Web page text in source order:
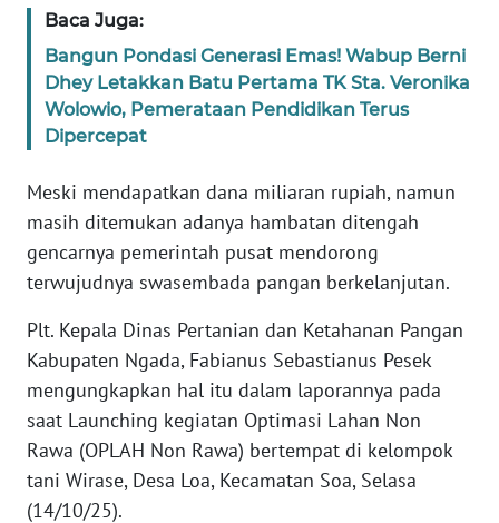
Baca Juga:
Bangun Pondasi Generasi Emas! Wabup Berni
Dhey Letakkan Batu Pertama TK Sta. Veronika
Wolowio, Pemerataan Pendidikan Terus
Dipercepat
Meski mendapatkan dana miliaran rupiah, namun
masih ditemukan adanya hambatan ditengah
gencarnya pemerintah pusat mendorong
terwujudnya swasembada pangan berkelanjutan.
Plt. Kepala Dinas Pertanian dan Ketahanan Pangan
Kabupaten Ngada, Fabianus Sebastianus Pesek
mengungkapkan hal itu dalam laporannya pada
saat Launching kegiatan Optimasi Lahan Non
Rawa (OPLAH Non Rawa) bertempat di kelompok
tani Wirase, Desa Loa, Kecamatan Soa, Selasa
(14/10/25).
SULBAR
WN
BABEL
WN
WN
SUMSEL
BENGKULU
WN
LAMPUNG
WN
JATENG